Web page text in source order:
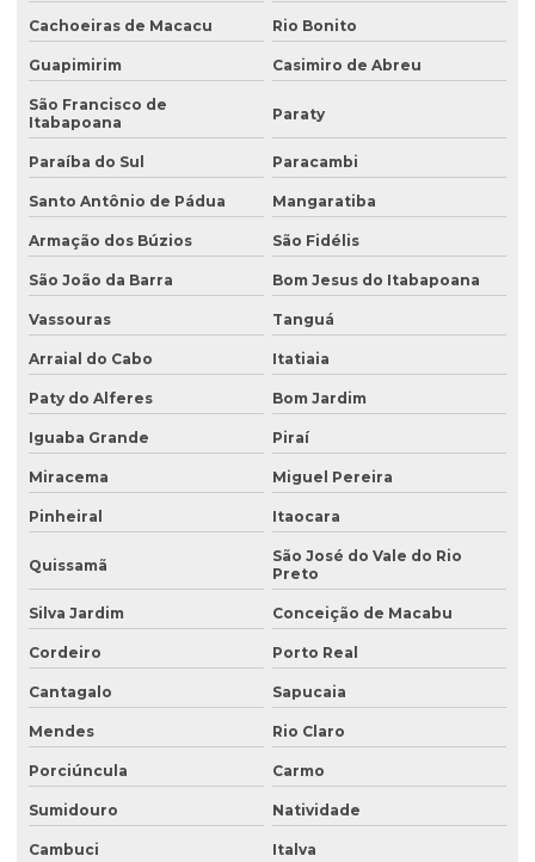
Avaliação de áreas contaminadas
Avaliação de efluentes industriais
Avaliação de passivo ambiental
Avaliação preliminar de áreas contaminadas
Avaliação preliminar de passivo ambiental
Coleta de água
Coleta de água para análise
Coleta de água para análise físico química
Coleta de água para análise microbiológica
Coleta de água industrial
Coleta de amostra de água para análise microbiológica
Coleta de amostras de água
Coleta de amostras de água e efluentes
Coleta de efluentes líquidos
Consultoria ambiental
Consultoria ambiental para empresas
Cachoeiras de Macacu Rio Bonito
Guapimirim Casimiro de Abreu
São Francisco de
Itabapoana
Paraty
Paraíba do Sul Paracambi
Santo Antônio de Pádua Mangaratiba
Armação dos Búzios São Fidélis
São João da Barra Bom Jesus do Itabapoana
Vassouras Tanguá
Arraial do Cabo Itatiaia
Paty do Alferes Bom Jardim
Iguaba Grande Piraí
Miracema Miguel Pereira
Pinheiral Itaocara
Quissamã
São José do Vale do Rio
Preto
Silva Jardim Conceição de Macabu
Cordeiro Porto Real
Cantagalo Sapucaia
Mendes Rio Claro
Porciúncula Carmo
Sumidouro Natividade
Cambuci Italva